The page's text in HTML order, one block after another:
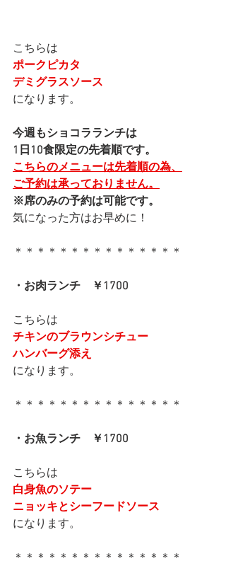
こちらは
ポークピカタ
デミグラスソース
になります。
今週もショコラランチは
1日10食限定の先着順です。
こちらのメニューは先着順の為、
ご予約は承っておりません。
※席のみの予約は可能です。
気になった方はお早めに！
＊＊＊＊＊＊＊＊＊＊＊＊＊＊＊
・お肉ランチ　￥1700
こちらは
チキンのブラウンシチュー
ハンバーグ添え
になります。
＊＊＊＊＊＊＊＊＊＊＊＊＊＊＊
・お魚ランチ　￥1700
こちらは
白身魚のソテー
ニョッキとシーフードソース
になります。
＊＊＊＊＊＊＊＊＊＊＊＊＊＊＊